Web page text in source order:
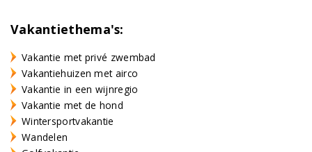
Vakantiethema's:
Vakantie met privé zwembad
Vakantiehuizen met airco
Vakantie in een wijnregio
Vakantie met de hond
Wintersportvakantie
Wandelen